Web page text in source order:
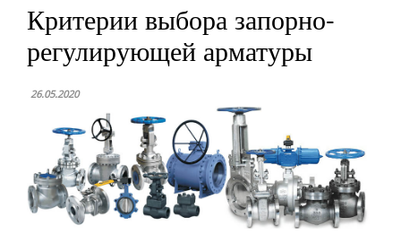
Критерии выбора запорно-
регулирующей арматуры
26.05.2020